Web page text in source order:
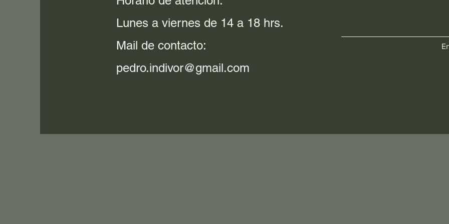
Lunes a viernes de 14 a 18 hrs.
Mail de contacto:
pedro.indivor@gmail.com